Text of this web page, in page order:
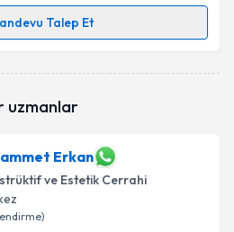
Talep Et
Talebi
randevu almanız için bir
uzmanlar
Erkan
ve Estetik Cerrahi